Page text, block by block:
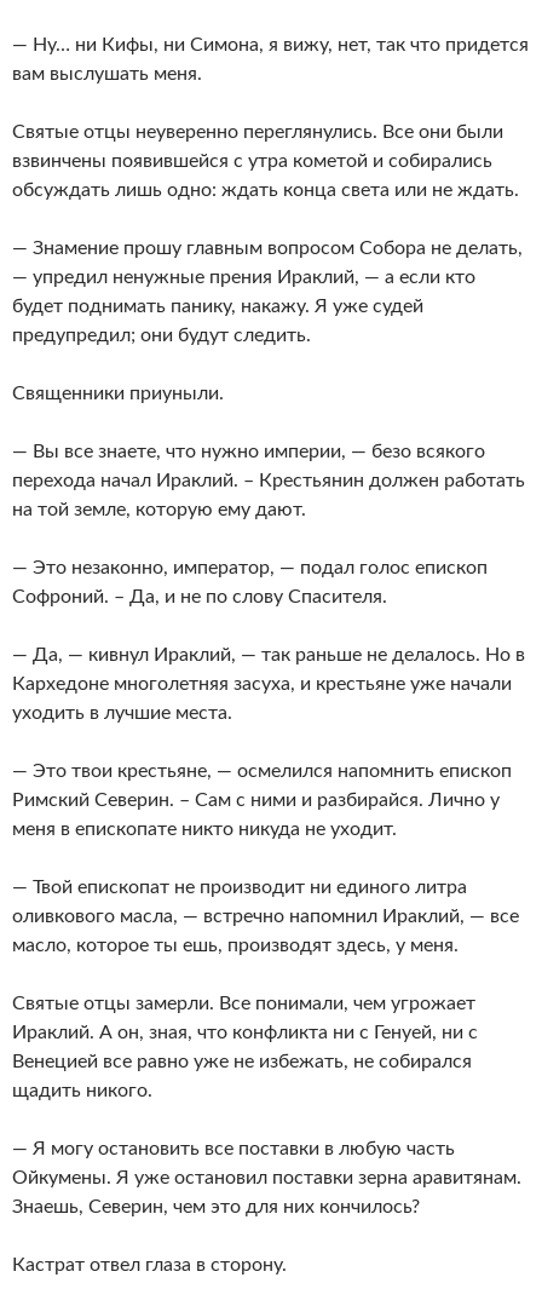
— Ну… ни Кифы, ни Симона, я вижу, нет, так что придется
вам выслушать меня.
Святые отцы неуверенно переглянулись. Все они были
взвинчены появившейся с утра кометой и собирались
обсуждать лишь одно: ждать конца света или не ждать.
— Знамение прошу главным вопросом Собора не делать,
— упредил ненужные прения Ираклий, — а если кто
будет поднимать панику, накажу. Я уже судей
предупредил; они будут следить.
Священники приуныли.
— Вы все знаете, что нужно империи, — безо всякого
перехода начал Ираклий. – Крестьянин должен работать
на той земле, которую ему дают.
— Это незаконно, император, — подал голос епископ
Софроний. – Да, и не по слову Спасителя.
— Да, — кивнул Ираклий, — так раньше не делалось. Но в
Кархедоне многолетняя засуха, и крестьяне уже начали
уходить в лучшие места.
— Это твои крестьяне, — осмелился напомнить епископ
Римский Северин. – Сам с ними и разбирайся. Лично у
меня в епископате никто никуда не уходит.
— Твой епископат не производит ни единого литра
оливкового масла, — встречно напомнил Ираклий, — все
масло, которое ты ешь, производят здесь, у меня.
Святые отцы замерли. Все понимали, чем угрожает
Ираклий. А он, зная, что конфликта ни с Генуей, ни с
Венецией все равно уже не избежать, не собирался
щадить никого.
— Я могу остановить все поставки в любую часть
Ойкумены. Я уже остановил поставки зерна аравитянам.
Знаешь, Северин, чем это для них кончилось?
Кастрат отвел глаза в сторону.